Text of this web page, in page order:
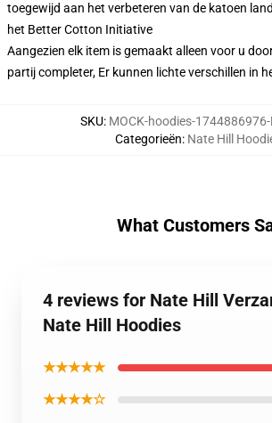
toegewijd aan het verbeteren van de katoen
het Better Cotton Initiative
Aangezien elk item is gemaakt alleen voor u
partij completer, Er kunnen lichte verschillen in
SKU: MOCK-hoodies-1744886976-
Categorieën: Nate Hill
What Customers
4 reviews for Nate Hill
Nate Hill Hoodies
★★★★★
★★★★☆